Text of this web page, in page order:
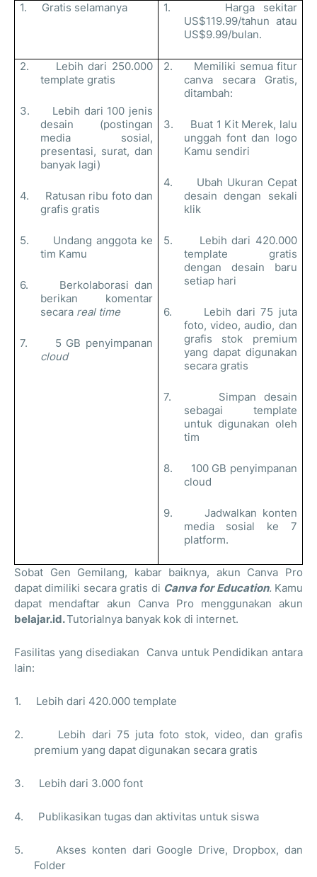
1. Gratis selamanya 1.
Harga sekitar
US$119.99/tahun atau
US$9.99/bulan.
2.
Lebih dari 250.000
template gratis
3.
Lebih dari 100 jenis
desain (postingan
media sosial,
presentasi, surat, dan
banyak lagi)
4.
Ratusan ribu foto dan
grafis gratis
5.
Undang anggota ke
tim Kamu
6.
Berkolaborasi dan
berikan komentar
secara real time
7.
5 GB penyimpanan
cloud
2.
Memiliki semua fitur
canva secara Gratis,
ditambah:
3.
Buat 1 Kit Merek, lalu
unggah font dan logo
Kamu sendiri
4.
Ubah Ukuran Cepat
desain dengan sekali
klik
5.
Lebih dari 420.000
template gratis
dengan desain baru
setiap hari
6.
Lebih dari 75 juta
foto, video, audio, dan
grafis stok premium
yang dapat digunakan
secara gratis
7.
Simpan desain
sebagai template
untuk digunakan oleh
tim
8.
100 GB penyimpanan
cloud
9.
Jadwalkan konten
media sosial ke 7
platform.
Sobat Gen Gemilang,
kabar baiknya, akun Canva Pro
dapat dimiliki secara gratis di Canva for Education. Kamu
dapat mendaftar akun Canva Pro menggunakan akun
belajar.id.Tutorialnya banyak kok di internet.
Fasilitas yang disediakan
Canva untuk Pendidikan antara
lain:
1. Lebih dari 420.000 template
2.
Lebih dari 75 juta foto stok, video, dan grafis
premium yang dapat digunakan secara gratis
3. Lebih dari 3.000 font
4. Publikasikan tugas dan aktivitas untuk siswa
5.
Akses konten dari Google Drive, Dropbox, dan
Folder